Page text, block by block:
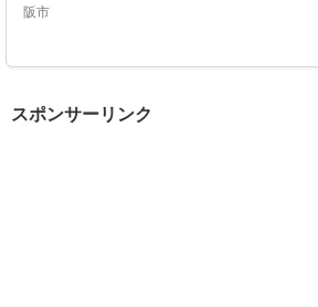
阪市
スポンサーリンク